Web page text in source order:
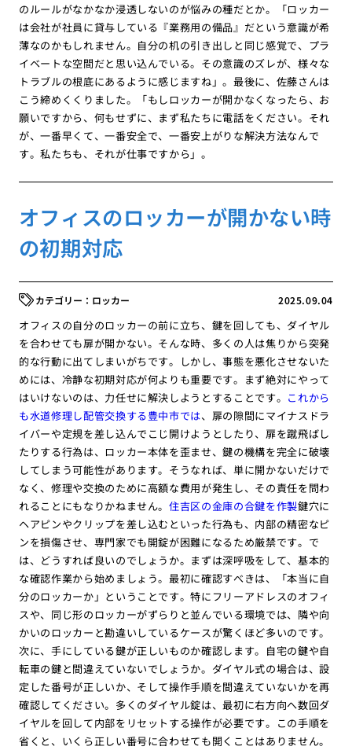
のルールがなかなか浸透しないのが悩みの種だとか。「ロッカー
は会社が社員に貸与している『業務用の備品』だという意識が希
薄なのかもしれません。自分の机の引き出しと同じ感覚で、プラ
イベートな空間だと思い込んでいる。その意識のズレが、様々な
トラブルの根底にあるように感じますね」。最後に、佐藤さんは
こう締めくくりました。「もしロッカーが開かなくなったら、お
願いですから、何もせずに、まず私たちに電話をください。それ
が、一番早くて、一番安全で、一番安上がりな解決方法なんで
す。私たちも、それが仕事ですから」。
オフィスのロッカーが開かない時
の初期対応
2025.09.04
ロッカー
オフィスの自分のロッカーの前に立ち、鍵を回しても、ダイヤル
を合わせても扉が開かない。そんな時、多くの人は焦りから突発
的な行動に出てしまいがちです。しかし、事態を悪化させないた
めには、冷静な初期対応が何よりも重要です。まず絶対にやって
はいけないのは、力任せに解決しようとすることです。 これから
も水道修理し配管交換する豊中市では、扉の隙間にマイナスドラ
イバーや定規を差し込んでこじ開けようとしたり、扉を蹴飛ばし
たりする行為は、ロッカー本体を歪ませ、鍵の機構を完全に破壊
してしまう可能性があります。そうなれば、単に開かないだけで
なく、修理や交換のために高額な費用が発生し、その責任を問わ
れることにもなりかねません。住吉区の金庫の合鍵を作製鍵穴に
ヘアピンやクリップを差し込むといった行為も、内部の精密なピ
ンを損傷させ、専門家でも開錠が困難になるため厳禁です。で
は、どうすれば良いのでしょうか。まずは深呼吸をして、基本的
な確認作業から始めましょう。最初に確認すべきは、「本当に自
分のロッカーか」ということです。特にフリーアドレスのオフィ
スや、同じ形のロッカーがずらりと並んでいる環境では、隣や向
かいのロッカーと勘違いしているケースが驚くほど多いのです。
次に、手にしている鍵が正しいものか確認します。自宅の鍵や自
転車の鍵と間違えていないでしょうか。ダイヤル式の場合は、設
定した番号が正しいか、そして操作手順を間違えていないかを再
確認してください。多くのダイヤル錠は、最初に右方向へ数回ダ
イヤルを回して内部をリセットする操作が必要です。この手順を
省くと、いくら正しい番号に合わせても開くことはありません。